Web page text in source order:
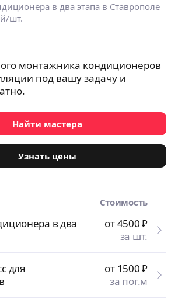
в два этапа в Ставрополе
шт.
монтажника кондиционеров
под вашу задачу и
Найти мастера
Узнать цены
Стоимость
в два
от 4500₽
за шт.
для
от 1500₽
за пог.м